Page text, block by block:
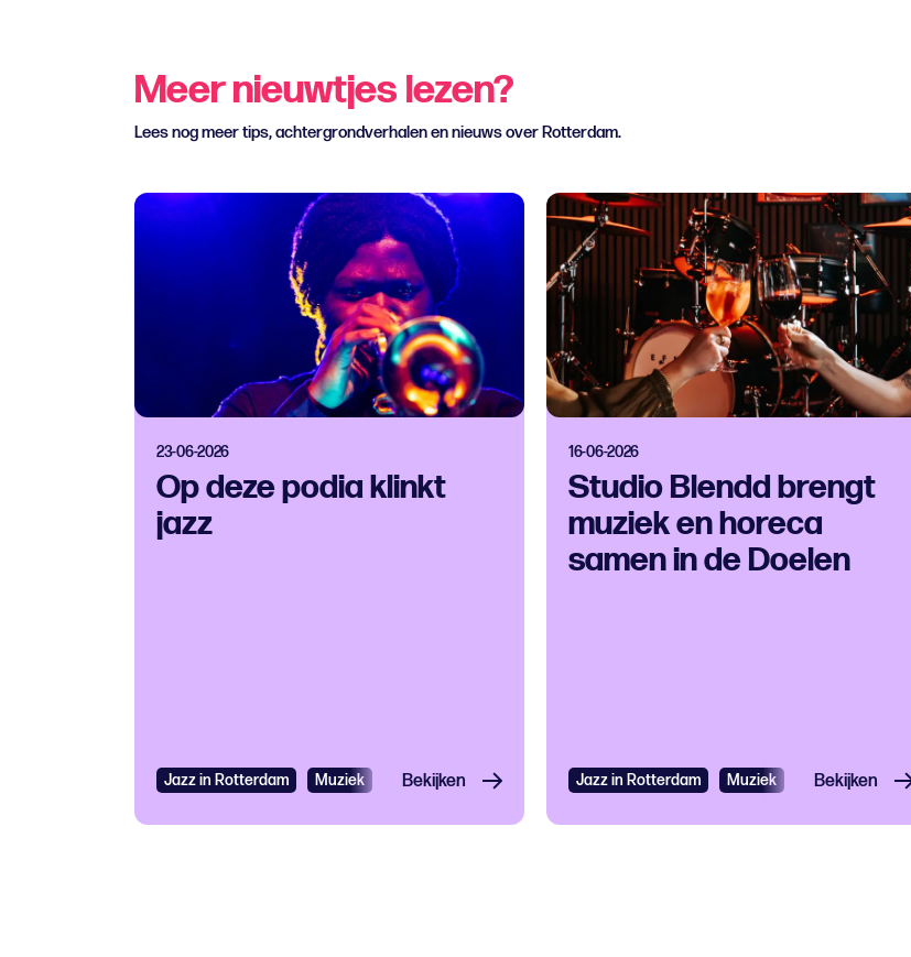
Meer nieuwtjes lezen?
Lees nog meer tips, achtergrondverhalen en nieuws over Rotterdam.
23-06-2026
Op deze podia klinkt
jazz
Jazz in Rotterdam Muziek Jazz
Bekijken
16-06-2026
Studio Blendd brengt
muziek en horeca
samen in de Doelen
Jazz in Rotterdam Muziek Eten en drinken
Bekijken